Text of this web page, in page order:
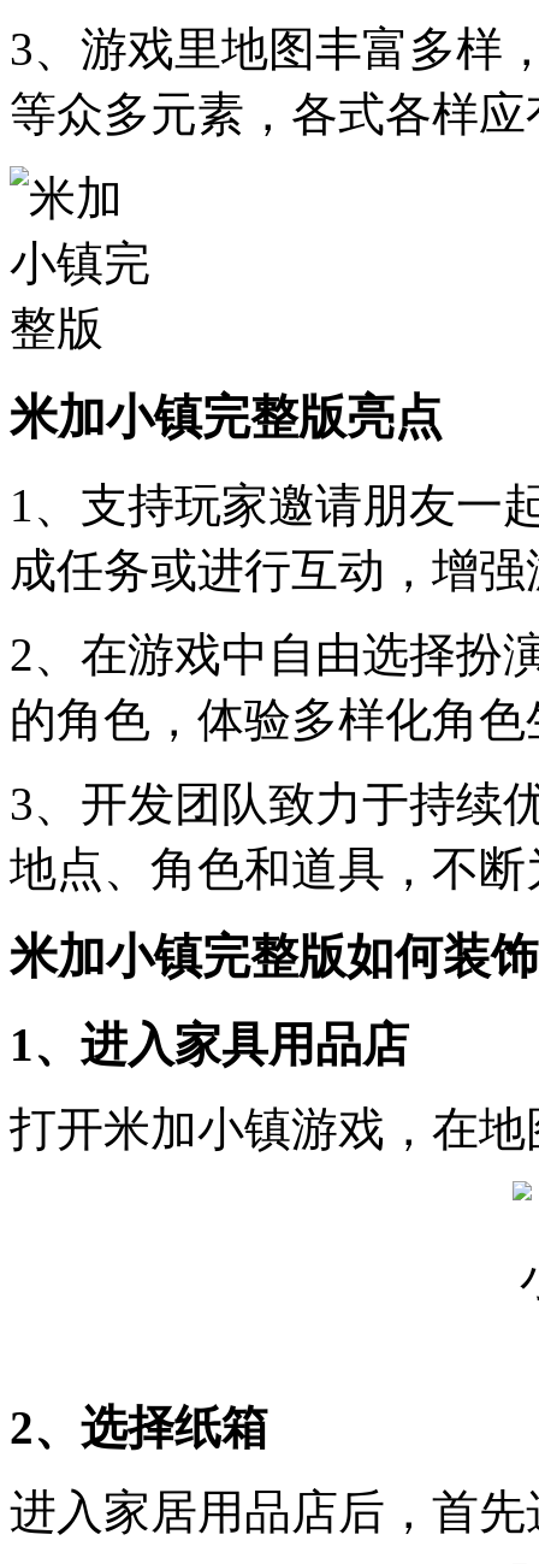
3、游戏里地图丰富多样
等众多元素，各式各样
米加小镇完整版亮点
1、支持玩家邀请朋友一
成任务或进行互动，增
2、在游戏中自由选择扮
的角色，体验多样化角
3、开发团队致力于持续
地点、角色和道具，不
米加小镇完整版如何装
1、进入家具用品店
打开米加小镇游戏，在
2、选择纸箱
进入家居用品店后，首